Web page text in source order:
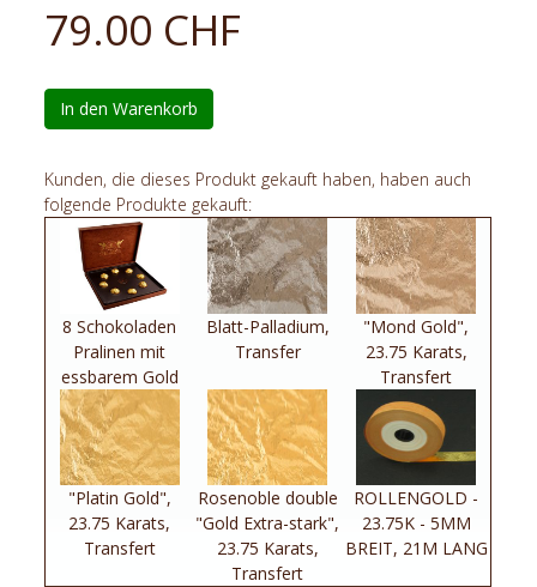
79.00 CHF
In den Warenkorb
Kunden, die dieses Produkt gekauft haben, haben auch
folgende Produkte gekauft:
8 Schokoladen
Pralinen mit
essbarem Gold
Blatt-Palladium,
Transfer
"Mond Gold",
23.75 Karats,
Transfert
"Platin Gold",
23.75 Karats,
Transfert
Rosenoble double
"Gold Extra-stark",
23.75 Karats,
Transfert
ROLLENGOLD -
23.75K - 5MM
BREIT, 21M LANG